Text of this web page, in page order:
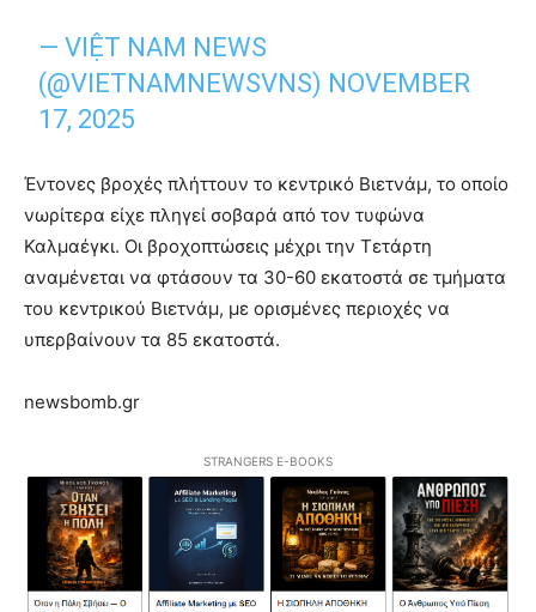
— VIỆT NAM NEWS
(@VIETNAMNEWSVNS) NOVEMBER
17, 2025
Έντονες βροχές πλήττουν το κεντρικό Βιετνάμ, το οποίο
νωρίτερα είχε πληγεί σοβαρά από τον τυφώνα
Καλμαέγκι. Οι βροχοπτώσεις μέχρι την Τετάρτη
αναμένεται να φτάσουν τα 30-60 εκατοστά σε τμήματα
του κεντρικού Βιετνάμ, με ορισμένες περιοχές να
υπερβαίνουν τα 85 εκατοστά.
newsbomb.gr
STRANGERS E-BOOKS